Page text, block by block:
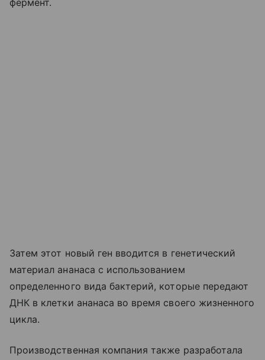
фермент.
Затем этот новый ген вводится в генетический
материал ананаса с использованием
определенного вида бактерий, которые передают
ДНК в клетки ананаса во время своего жизненного
цикла.
Производственная компания также разработала